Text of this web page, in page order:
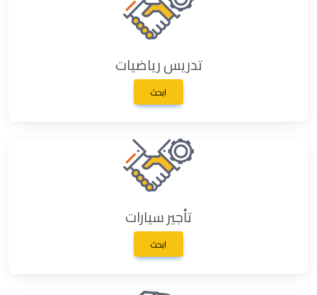
تدريس رياضيات
ابحث
تأجير سيارات
ابحث